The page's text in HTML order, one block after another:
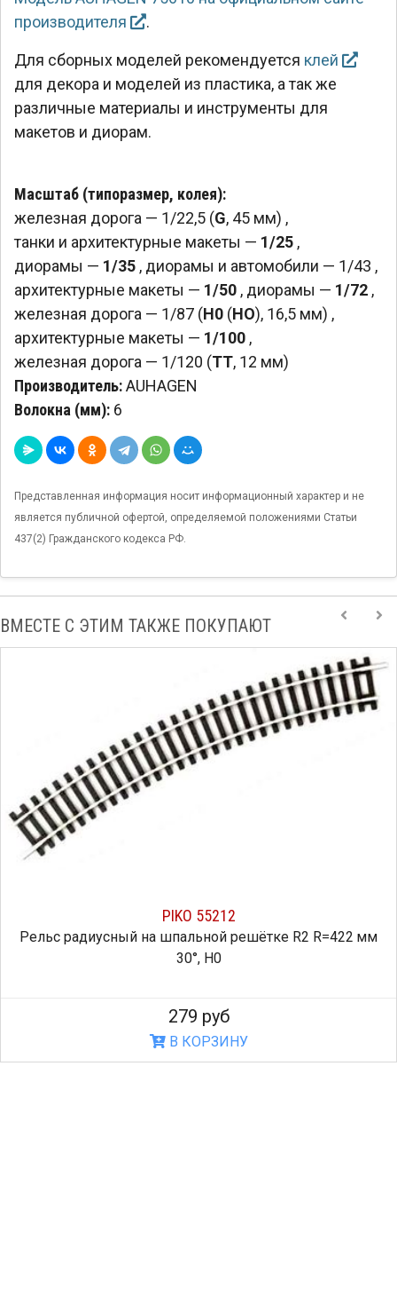
производителя
.
Для сборных моделей рекомендуется клей
для декора и моделей из пластика, а так же
различные материалы и инструменты для
макетов и диорам.
Масштаб (типоразмер, колея):
железная дорога — 1/22,5 (G, 45 мм) ,
танки и архитектурные макеты — 1/25 ,
диорамы — 1/35 , диорамы и автомобили — 1/43 ,
архитектурные макеты — 1/50 , диорамы — 1/72 ,
железная дорога — 1/87 (H0 (HO), 16,5 мм) ,
архитектурные макеты — 1/100 ,
железная дорога — 1/120 (TT, 12 мм)
Производитель:AUHAGEN
Волокна (мм): 6
Представленная информация носит информационный характер и не
является публичной офертой, определяемой положениями Статьи
437(2) Гражданского кодекса РФ.
ВМЕСТЕ С ЭТИМ ТАКЖЕ ПОКУПАЮТ
PIKO 55212
Рельс радиусный на шпальной решётке R2 R=422 мм
30°, H0
279 руб
В КОРЗИНУ